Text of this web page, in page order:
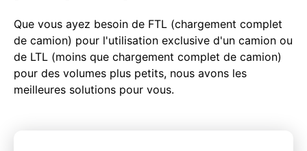
Que vous ayez besoin de FTL (chargement complet
de camion) pour l'utilisation exclusive d'un camion ou
de LTL (moins que chargement complet de camion)
pour des volumes plus petits, nous avons les
meilleures solutions pour vous.